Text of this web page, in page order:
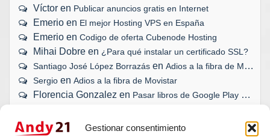
Gestionar consentimiento
Víctor en Publicar anuncios gratis en Internet
Emerio en El mejor Hosting VPS en España
Emerio en Codigo de oferta Cubenode Hosting
Mihai Dobre en ¿Para qué instalar un certificado SSL?
Santiago José López Borrazás en Adios a la fibra de Movistar
Sergio en Adios a la fibra de Movistar
Florencia Gonzalez en Pasar libros de Google Play a eBook